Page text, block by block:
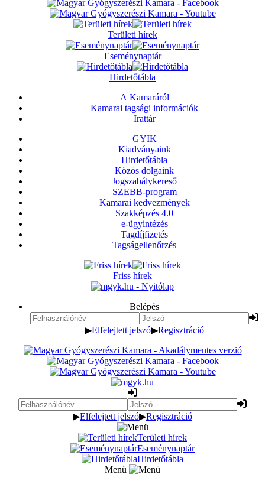
Területi hírek
Eseménynaptár
Hirdetőtábla
A Kamaráról
Kamarai tagsági információk
Irattár
GYIK
Kiadványaink
Hirdetőtábla
Közös dolgaink
Jogszabálykereső
SZEBB-program
Kamarai kedvezmények
Szakképzés 4.0
e-ügyintézés
Tagdíjfizetés
Tagságellenőrzés
Friss hírek
Belépés
▶Elfelejtett jelszó▶Regisztráció
▶Elfelejtett jelszó▶Regisztráció
Területi hírek
Eseménynaptár
Hirdetőtábla
Menü